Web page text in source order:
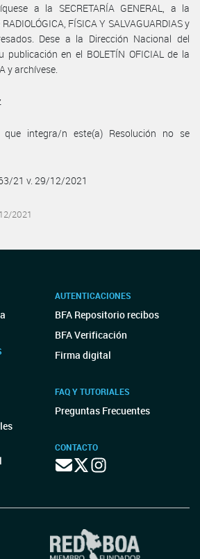
a la SECRETARÍA GENERAL, a la
FÍSICA Y SALVAGUARDIAS y
Dese a la Dirección Nacional del
publicación en el BOLETÍN OFICIAL de la
y archívese.
que integra/n este(a) Resolución no se
21 v. 29/12/2021
2021
AUTENTICACIONES
BFA Repositorio recibos
BFA Verificación
Firma digital
FAQ Y TUTORIALES
Preguntas Frecuentes
CONTACTO